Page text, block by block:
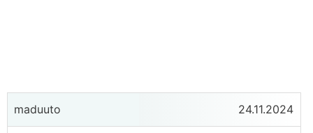
maduuto 24.11.2024